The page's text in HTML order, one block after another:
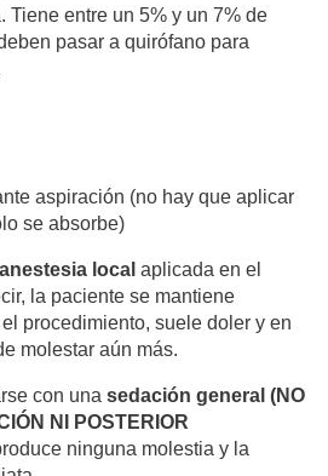
Tiene entre un 5% y un 7% de
pasar a quirófano para
aspiración (no hay que aplicar
se absorbe)
anestesia local aplicada en el
la paciente se mantiene
procedimiento, suele doler y en
molestar aún más.
con una sedación general (NO
NI POSTERIOR
ninguna molestia y la